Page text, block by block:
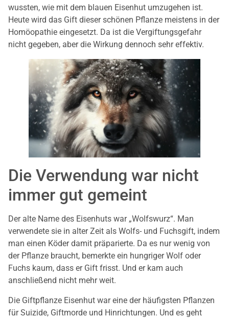
wussten, wie mit dem blauen Eisenhut umzugehen ist.
Heute wird das Gift dieser schönen Pflanze meistens in der
Homöopathie eingesetzt. Da ist die Vergiftungsgefahr
nicht gegeben, aber die Wirkung dennoch sehr effektiv.
Die Verwendung war nicht
immer gut gemeint
Der alte Name des Eisenhuts war „Wolfswurz“. Man
verwendete sie in alter Zeit als Wolfs- und Fuchsgift, indem
man einen Köder damit präparierte. Da es nur wenig von
der Pflanze braucht, bemerkte ein hungriger Wolf oder
Fuchs kaum, dass er Gift frisst. Und er kam auch
anschließend nicht mehr weit.
Die Giftpflanze Eisenhut war eine der häufigsten Pflanzen
für Suizide, Giftmorde und Hinrichtungen. Und es geht